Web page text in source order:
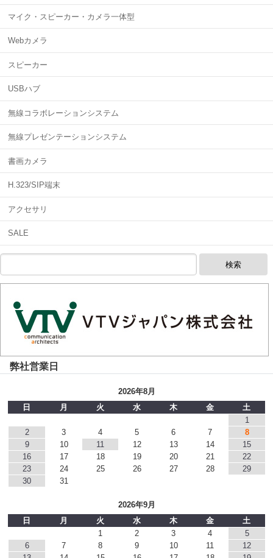
マイク・スピーカー・カメラ一体型
Webカメラ
スピーカー
USBハブ
無線コラボレーションシステム
無線プレゼンテーションシステム
書画カメラ
H.323/SIP端末
アクセサリ
SALE
検索
弊社営業日
2026年8月
日
月 火 水 木 金
土
1
2
3 4 5 6 7
8
9
10 11 12 13 14
15
16
17 18 19 20 21
22
23
24 25 26 27 28
29
30
31
2026年9月
日
月 火 水 木 金
土
1
2 3 4
5
6
7 8 9 10 11
12